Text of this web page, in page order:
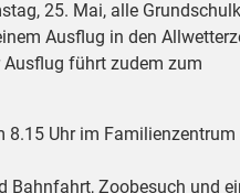
25. Mai, alle
Ausflug in den
Ausflug führt zudem zum
Uhr im Familienzentrum
Bahnfahrt, Zoobesuch und